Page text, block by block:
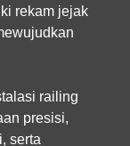
rekam jejak
railing
presisi,
serta